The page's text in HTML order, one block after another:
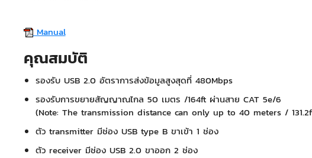
Manual
คุณสมบัติ
รองรับ USB 2.0 อัตราการส่งข้อมูลสูงสุดที่ 480Mbps
รองรับการขยายสัญญาณไกล 50 เมตร /164ft ผ่านสาย CAT 5e/6
(Note: The transmission distance can only up to 40 meters /
ตัว transmitter มีช่อง USB type B ขาเข้า 1 ช่อง
ตัว receiver มีช่อง USB 2.0 ขาออก 2 ช่อง